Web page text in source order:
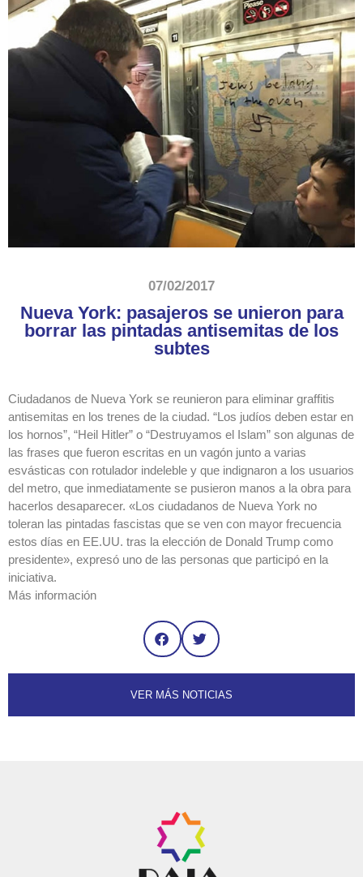
07/02/2017
Nueva York: pasajeros se unieron para
borrar las pintadas antisemitas de los
subtes
Ciudadanos de Nueva York se reunieron para eliminar graffitis
antisemitas en los trenes de la ciudad. “Los judíos deben estar en
los hornos”, “Heil Hitler” o “Destruyamos el Islam” son algunas de
las frases que fueron escritas en un vagón junto a varias
esvásticas con rotulador indeleble y que indignaron a los usuarios
del metro, que inmediatamente se pusieron manos a la obra para
hacerlos desaparecer. «Los ciudadanos de Nueva York no
toleran las pintadas fascistas que se ven con mayor frecuencia
estos días en EE.UU. tras la elección de Donald Trump como
presidente», expresó uno de las personas que participó en la
iniciativa.
Más información
VER MÁS NOTICIAS